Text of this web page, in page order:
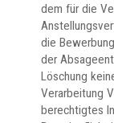
dem für die
die
der
Löschung
Verarbeitung
berechtigtes